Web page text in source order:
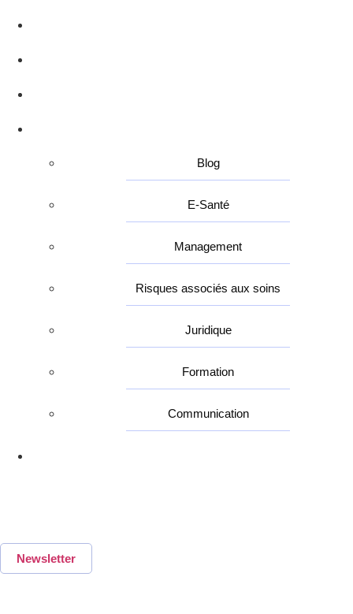
Blog
E-Santé
Management
Risques associés aux soins
Juridique
Formation
Communication
Newsletter